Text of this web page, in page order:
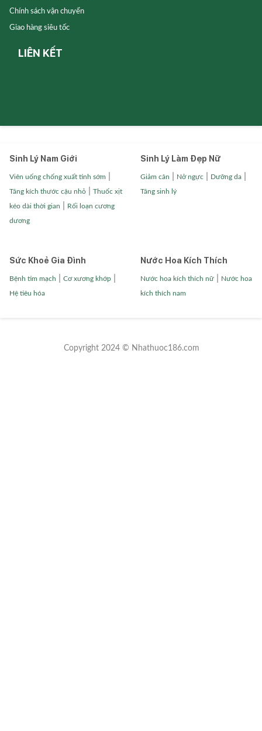
Chính sách vận chuyển
Giao hàng siêu tốc
LIÊN KẾT
Sinh Lý Nam Giới
Viên uống chống xuất tinh sớm
Tăng kích thước cậu nhỏ| Thuốc xịt
kéo dài thời gian Rối loạn cương
dương
Sinh Lý Làm Đẹp Nữ
Giảm cân Nở ngực Dưỡng da|
Tăng sinh lý
Sức Khoẻ Gia Đình
Bệnh tim mạch Cơ xương khớp|
Hệ tiêu hóa
Nước Hoa Kích Thích
Nước hoa kích thích nữ| Nước hoa
kích thích nam
Copyright 2024 © Nhathuoc186.com